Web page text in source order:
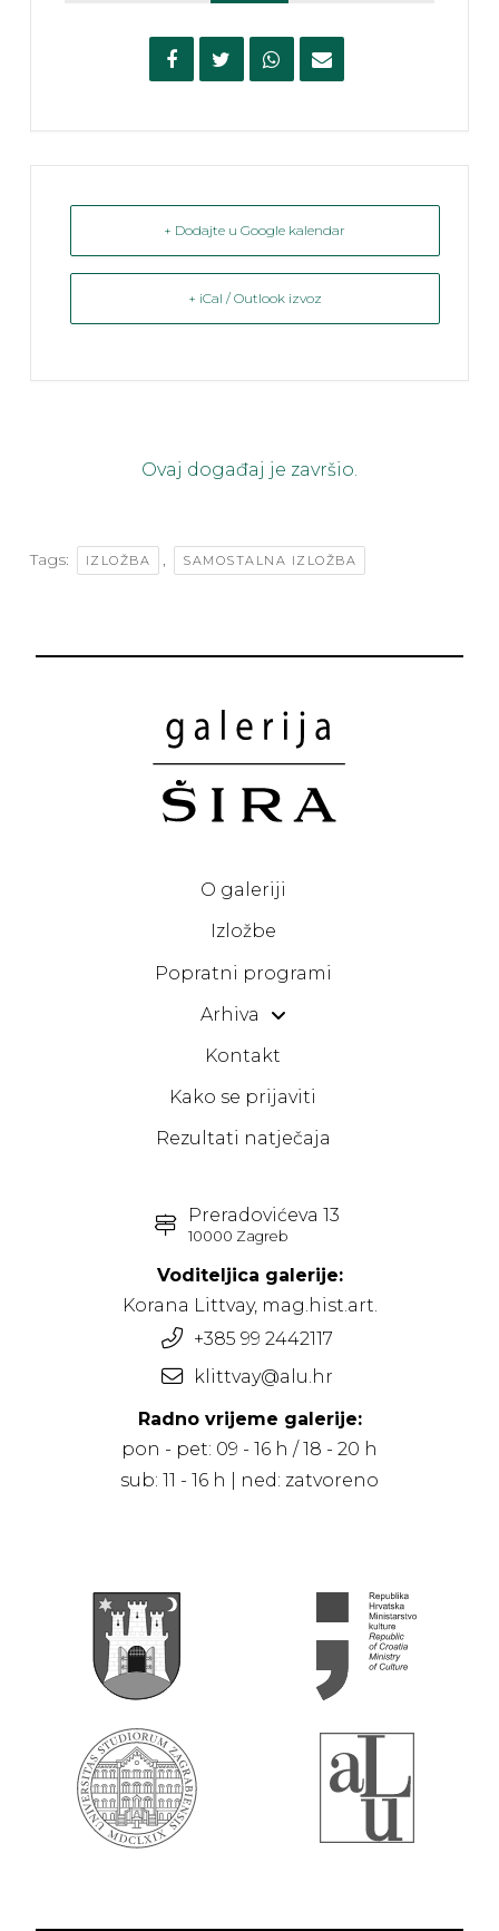
+ Dodajte u Google kalendar
+ iCal / Outlook izvoz
Ovaj događaj je završio.
Tags: IZLOŽBA , SAMOSTALNA IZLOŽBA
O galeriji
Izložbe
Popratni programi
Arhiva
Kontakt
Kako se prijaviti
Rezultati natječaja
Preradovićeva 13
10000 Zagreb
Voditeljica galerije:
Korana Littvay, mag.hist.art.
+385 99 2442117
klittvay@alu.hr
Radno vrijeme galerije:
pon - pet: 09 - 16 h / 18 - 20 h
sub: 11 - 16 h | ned: zatvoreno